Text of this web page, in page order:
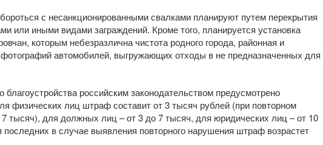
с несанкционированными свалками планируют путем перекрытия
или иными видами заграждений. Кроме того, планируется установка
которым небезразлична чистота родного города, районная и
автомобилей, выгружающих отходы в не предназначенных для
благоустройства российским законодательством предусмотрено
физических лиц штраф составит от 3 тысяч рублей (при повторном
тысяч), для должных лиц – от 3 до 7 тысяч, для юридических лиц – от 10
в случае выявления повторного нарушения штраф возрастет